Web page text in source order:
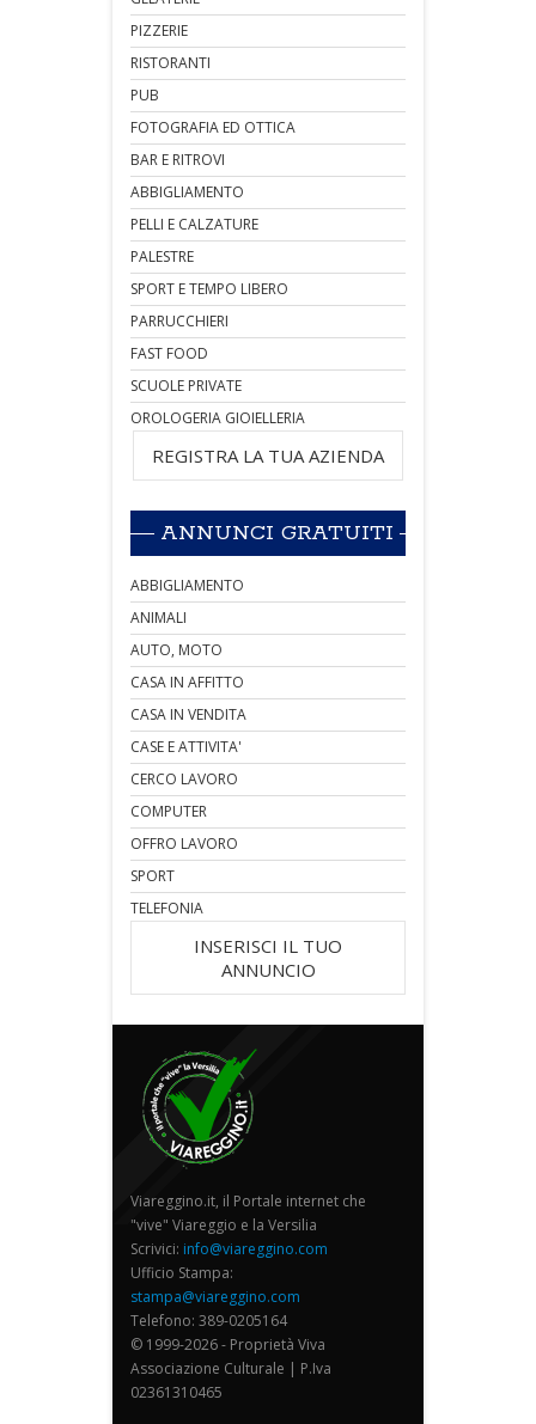
PIZZERIE
RISTORANTI
PUB
FOTOGRAFIA ED OTTICA
BAR E RITROVI
ABBIGLIAMENTO
PELLI E CALZATURE
PALESTRE
SPORT E TEMPO LIBERO
PARRUCCHIERI
FAST FOOD
SCUOLE PRIVATE
OROLOGERIA GIOIELLERIA
REGISTRA LA TUA AZIENDA
ANNUNCI GRATUITI
ABBIGLIAMENTO
ANIMALI
AUTO, MOTO
CASA IN AFFITTO
CASA IN VENDITA
CASE E ATTIVITA'
CERCO LAVORO
COMPUTER
OFFRO LAVORO
SPORT
TELEFONIA
INSERISCI IL TUO
ANNUNCIO
Viareggino.it, il Portale internet che
"vive" Viareggio e la Versilia
Scrivici: info@viareggino.com
Ufficio Stampa:
stampa@viareggino.com
Telefono: 389-0205164
© 1999-2026 - Proprietà Viva
Associazione Culturale | P.Iva
02361310465